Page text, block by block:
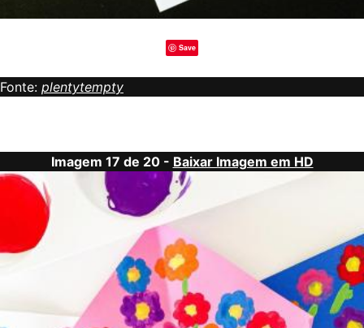
Save
Fonte: plentytempty
Imagem 17 de 20 - Baixar Imagem em HD